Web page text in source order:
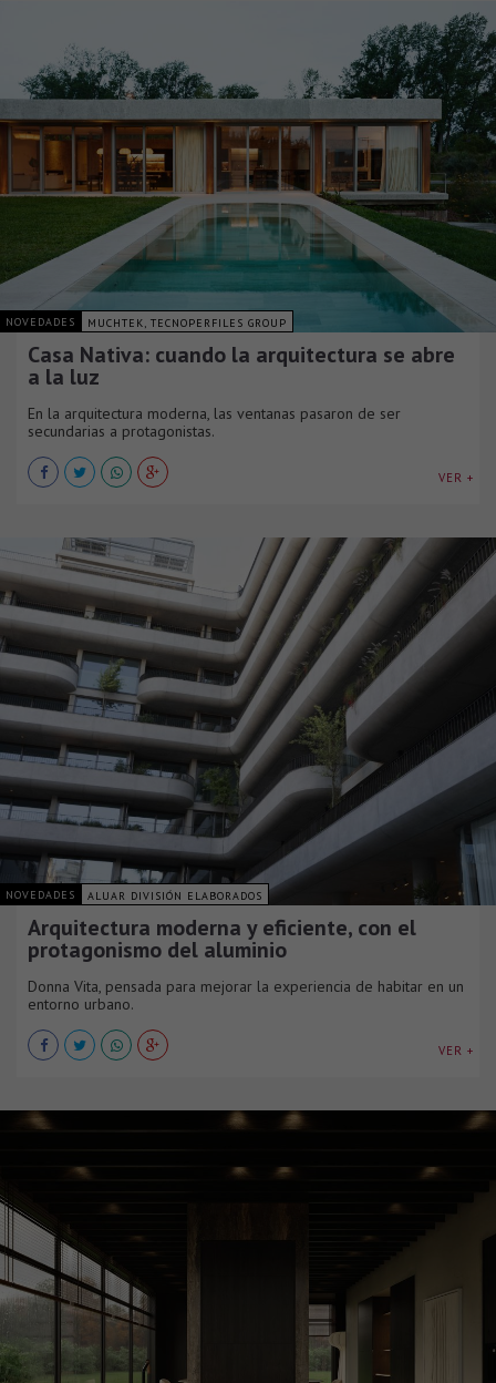
NOVEDADES MUCHTEK, TECNOPERFILES GROUP
Casa Nativa: cuando la arquitectura se abre
a la luz
En la arquitectura moderna, las ventanas pasaron de ser
secundarias a protagonistas.
VER +
NOVEDADES ALUAR DIVISIÓN ELABORADOS
Arquitectura moderna y eficiente, con el
protagonismo del aluminio
Donna Vita, pensada para mejorar la experiencia de habitar en un
entorno urbano.
VER +